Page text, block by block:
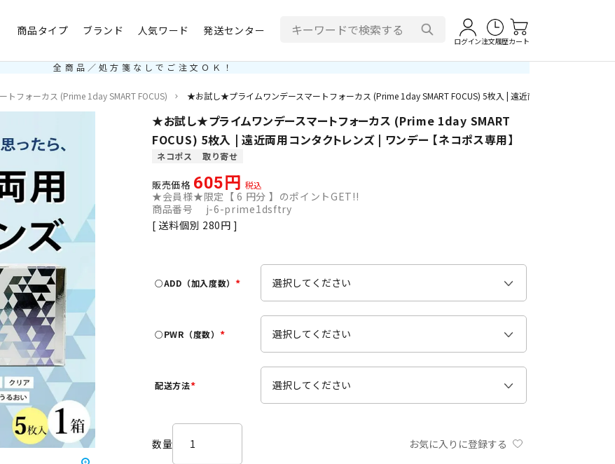
商品タイプ ブランド 人気ワード 発送センター
ログイン注文履歴カート
全商品／処方箋なしでご注文ＯＫ！
トフォーカス (Prime 1day SMART FOCUS) ★お試し★プライムワンデースマートフォーカス (Prime 1day SMART FOCUS) 5枚入 | 遠近両用コンタクトレンズ
★お試し★プライムワンデースマートフォーカス (Prime 1day SMART
FOCUS) 5枚入 | 遠近両用コンタクトレンズ | ワンデー 【ネコポス専用】
ネコポス 取り寄せ
販売価格 605 税込
★会員様★限定【 6 円分 】のポイントGET!!
商品番号
j-6-prime1dsftry
送料個別 280
○ADD（加入度数）
○PWR（度数）
配送方法
須
お気に入りに登録する